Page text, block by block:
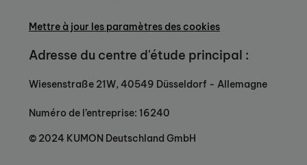
Mettre à jour les paramètres des cookies
Adresse du centre d'étude principal :
Wiesenstraße 21W, 40549 Düsseldorf - Allemagne
Numéro de l’entreprise: 16240
© 2024 KUMON Deutschland GmbH